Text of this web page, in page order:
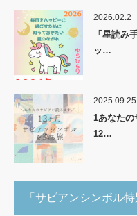
2026.02.2
「星読み
ッ…
2025.09.25
1あなた
12…
「サビアンシンボル